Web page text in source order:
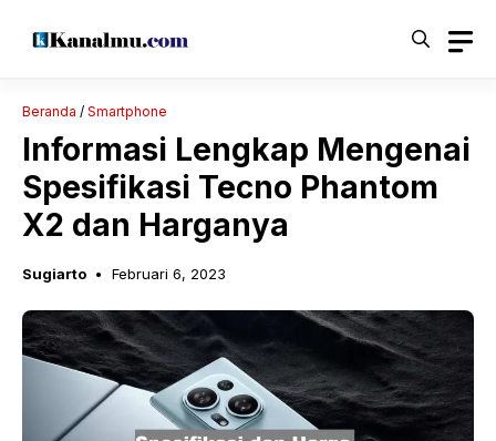
Beranda / Smartphone
Informasi Lengkap Mengenai
Spesifikasi Tecno Phantom
X2 dan Harganya
Sugiarto Februari 6, 2023